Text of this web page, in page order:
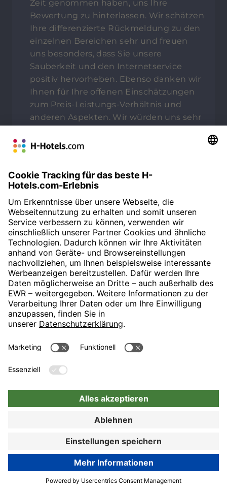
JETZT BUCHEN
Zeit genommen haben, uns Ihre
Bewertung zu hinterlassen. Wir schätzen
Ihre differenzierte Rückmeldung zu den
einzelnen Bereichen sehr und freuen
uns besonders, dass Sie unsere
Sauberkeit und den Internetservice
positiv hervorheben. Ebenso danken wir
Ihnen für Ihre offenen Einschätzungen
zum Preis-Leistungs-Verhältnis und
anderen Aspekten. Wir würden uns sehr
Besuch in Salzburg erneut Ihr Vertrauen
Mozartstadt Salzburg, Ihr Team von den
Reputation Manager
80%
Von: anonym
11.06.25
Gut
DETAILS ANZEIGEN
kürzlichen Besuch im HYPERION Hotel
Bewertung. Es freut uns, dass wir Ihnen
in unserem Hause wohlgefühlt haben.
Hoffentlich dürfen wir Sie bald wieder
bei uns begrüßen. Mit freundlichen
Grüßen, Ihr Team von den H-Hotels,
Christina Dinklage - Online Reputation
Zur Buchung